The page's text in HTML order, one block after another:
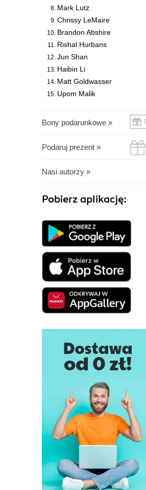
Mark Lutz
Chrissy LeMaire
Brandon Abshire
Rishal Hurbans
Jun Shan
Haibin Li
Matt Goldwasser
Upom Malik
Bony podarunkowe »
Podaruj prezent »
Nasi autorzy »
Pobierz aplikację: